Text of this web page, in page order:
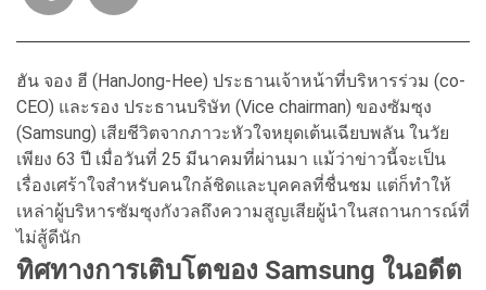
ฮัน จอง ฮี (HanJong-Hee) ประธานเจ้าหน้าที่บริหารร่วม (co-
CEO) และรอง ประธานบริษัท (Vice chairman) ของซัมซุง
(Samsung) เสียชีวิตจากภาวะหัวใจหยุดเต้นเฉียบพลัน ในวัย
เพียง 63 ปี เมื่อวันที่ 25 มีนาคมที่ผ่านมา แม้ว่าข่าวนี้จะเป็น
เรื่องเศร้าใจสำหรับคนใกล้ชิดและบุคคลที่ชื่นชม แต่ก็ทำให้
เหล่าผู้บริหารซัมซุงกังวลถึงความสูญเสียผู้นำในสถานการณ์ที่
ไม่สู้ดีนัก
ทิศทางการเติบโตของ Samsung ในอดีต